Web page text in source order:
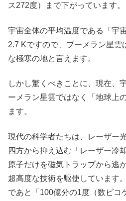
ス272度）まで下がっています。
宇宙全体の平均温度である「宇
2.7 Kですので、ブーメラン星雲
な極寒の地と言えます。
しかし驚くべきことに、現在、
ーメラン星雲ではなく「地球上
ます。
現代の科学者たちは、レーザー
四方から抑え込む「レーザー冷
原子だけを磁気トラップから逃
超高度な技術を駆使しています
であと「100億分の1度（数ピコ